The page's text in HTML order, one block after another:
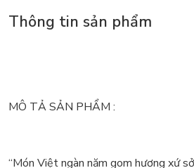
Thông tin sản phẩm
MÔ TẢ SẢN PHẨM :
“Món Việt ngàn năm gom hương xứ